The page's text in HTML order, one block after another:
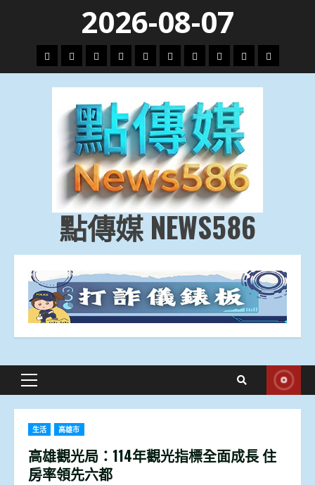
content
2026-08-07
頭
條
財
經
地
方.
會
文
教.
技
專
題
娛
樂
劇
政
治
國
際
運
動
生
活
點傳媒 NEWS586
Primary
生活 高雄市
高雄觀光局：114年觀光指標全面成長 住
房率領先六都